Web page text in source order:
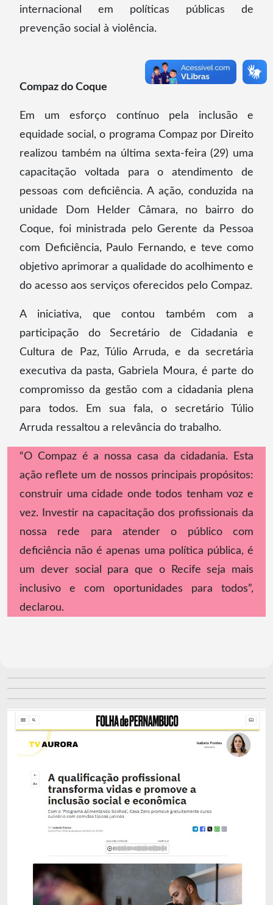
internacional em políticas públicas de
prevenção social à violência.
Compaz do Coque
Em um esforço contínuo pela inclusão e
equidade social, o programa Compaz por Direito
realizou também na última sexta-feira (29) uma
capacitação voltada para o atendimento de
pessoas com deficiência. A ação, conduzida na
unidade Dom Helder Câmara, no bairro do
Coque, foi ministrada pelo Gerente da Pessoa
com Deficiência, Paulo Fernando, e teve como
objetivo aprimorar a qualidade do acolhimento e
do acesso aos serviços oferecidos pelo Compaz.
A iniciativa, que contou também com a
participação do Secretário de Cidadania e
Cultura de Paz, Túlio Arruda, e da secretária
executiva da pasta, Gabriela Moura, é parte do
compromisso da gestão com a cidadania plena
para todos. Em sua fala, o secretário Túlio
Arruda ressaltou a relevância do trabalho.
“O Compaz é a nossa casa da cidadania. Esta
ação reflete um de nossos principais propósitos:
construir uma cidade onde todos tenham voz e
vez. Investir na capacitação dos profissionais da
nossa rede para atender o público com
deficiência não é apenas uma política pública, é
um dever social para que o Recife seja mais
inclusivo e com oportunidades para todos”,
declarou.